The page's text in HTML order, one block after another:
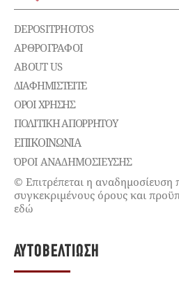
DEPOSITPHOTOS
ΑΡΘΡΟΓΡΑΦΟΙ
ABOUT US
ΔΙΑΦΗΜΙΣΤΕΊΤΕ
ΌΡΟΙ ΧΡΉΣΗΣ
ΠΟΛΙΤΙΚΉ ΑΠΟΡΡΉΤΟΥ
ΕΠΙΚΟΙΝΩΝΊΑ
ΌΡΟΙ ΑΝΑΔΗΜΟΣΙΕΥΣΗΣ
© Επιτρέπεται η αναδημοσίευση
συγκεκριμένους όρους και
εδώ
ΑΥΤΟΒΕΛΤΊΩΣΗ